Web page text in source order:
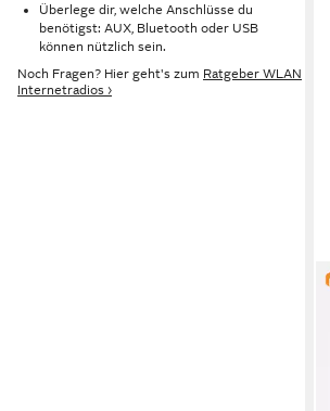
Überlege dir, welche Anschlüsse du
benötigst: AUX, Bluetooth oder USB
können nützlich sein.
Noch Fragen? Hier geht's zum Ratgeber WLAN
Internetradios ›